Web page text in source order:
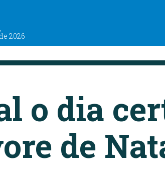
2026
o dia
de